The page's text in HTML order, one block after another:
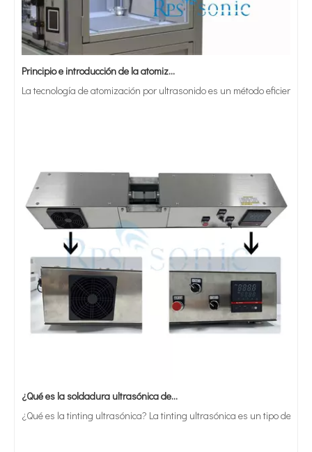
Principio e introducción de la atomización ultrasónica de metales.
La tecnología de atomización por ultrasonido es un método eficiente
¿Qué es la tinting ultrasónica? La tinting ultrasónica es un tipo de